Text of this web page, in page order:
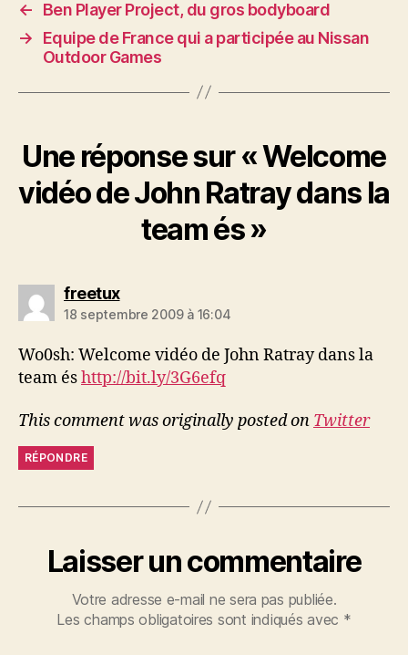
←
Ben Player Project, du gros bodyboard
→
Equipe de France qui a participée au Nissan
Outdoor Games
Une réponse sur « Welcome
vidéo de John Ratray dans la
team és »
freetuxdit :
18 septembre 2009 à 16:04
Wo0sh: Welcome vidéo de John Ratray dans la
team éshttp://bit.ly/3G6efq
This comment was originally posted on Twitter
RÉPONDRE
Laisser un commentaire
Votre adresse e-mail ne sera pas publiée.
Les champs obligatoires sont indiqués avec *